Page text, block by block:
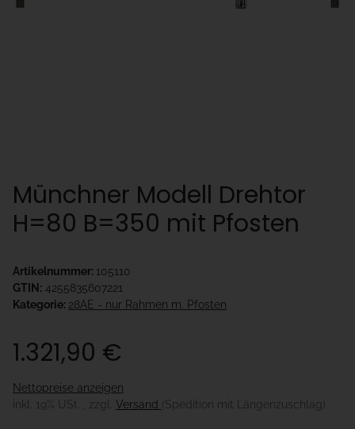
Münchner Modell Drehtor
H=80 B=350 mit Pfosten
Artikelnummer: 105110
GTIN: 4255835607221
Kategorie: 28AE - nur Rahmen m. Pfosten
1.321,90 €
Nettopreise anzeigen
inkl. 19% USt. , zzgl. Versand (Spedition mit Längenzuschlag)